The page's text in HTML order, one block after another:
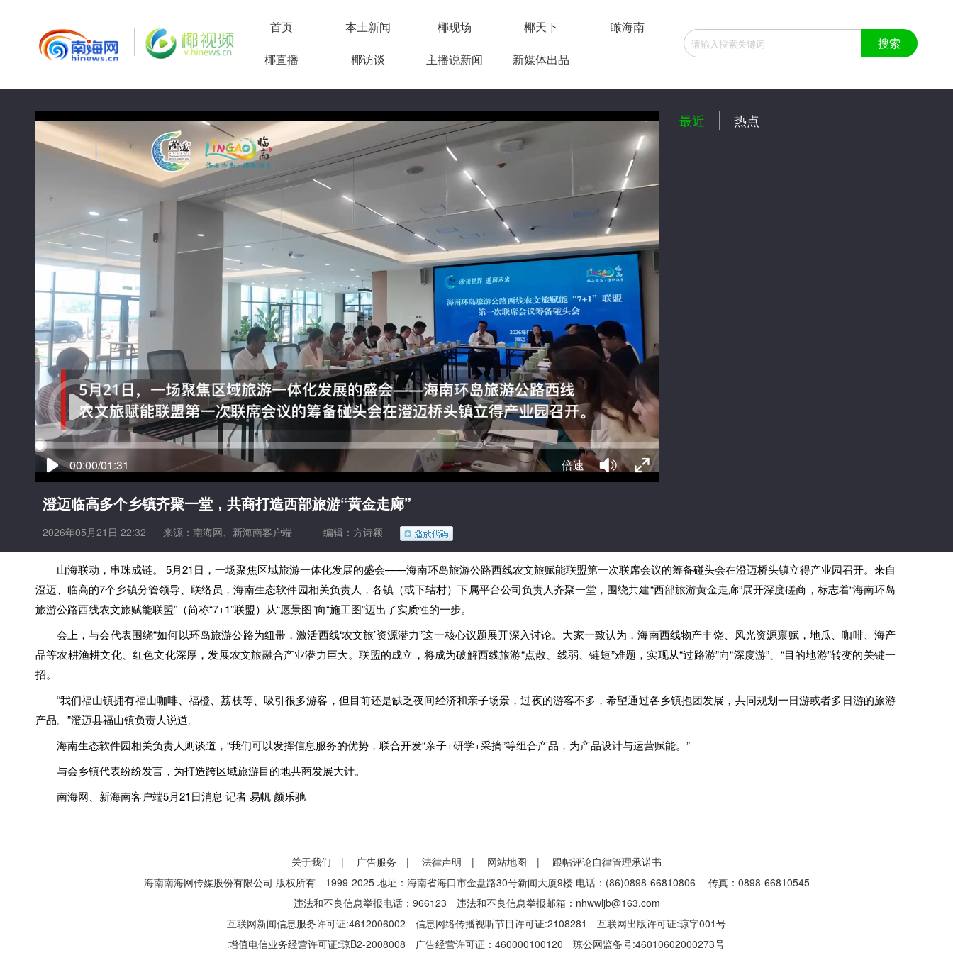
首页 本土新闻 椰现场 椰天下
瞰海南
椰直播
椰访谈 主播说新闻 新媒体出品
00:00/01:31 倍速
澄迈临高多个乡镇齐聚一堂，共商打造西部旅游“黄金走廊”
2026年05月21日 22:32 来源： 南海网、新海南客户端 编辑：方诗颖
最近 热点
山海联动，串珠成链。 5月21日，一场聚焦区域旅游一体化发展的盛会——海南环岛旅游公路西线农文旅赋能联盟第一次联席会议的筹备碰头会在澄迈桥头镇立得产业园召开。来自
澄迈、临高的7个乡镇分管领导、联络员，海南生态软件园相关负责人，各镇（或下辖村）下属平台公司负责人齐聚一堂，围绕共建“西部旅游黄金走廊”展开深度磋商，标志着“海南环岛
旅游公路西线农文旅赋能联盟”（简称“7+1”联盟）从“愿景图”向“施工图”迈出了实质性的一步。
会上，与会代表围绕“如何以环岛旅游公路为纽带，激活西线‘农文旅’资源潜力”这一核心议题展开深入讨论。大家一致认为，海南西线物产丰饶、风光资源禀赋，地瓜、咖啡、海产
品等农耕渔耕文化、红色文化深厚，发展农文旅融合产业潜力巨大。联盟的成立，将成为破解西线旅游“点散、线弱、链短”难题，实现从“过路游”向“深度游”、“目的地游”转变的关键一
招。
“我们福山镇拥有福山咖啡、福橙、荔枝等、吸引很多游客，但目前还是缺乏夜间经济和亲子场景，过夜的游客不多，希望通过各乡镇抱团发展，共同规划一日游或者多日游的旅游
产品。”澄迈县福山镇负责人说道。
海南生态软件园相关负责人则谈道，“我们可以发挥信息服务的优势，联合开发“亲子+研学+采摘”等组合产品，为产品设计与运营赋能。”
与会乡镇代表纷纷发言，为打造跨区域旅游目的地共商发展大计。
南海网、新海南客户端5月21日消息 记者 易帆 颜乐驰
关于我们 | 广告服务 | 法律声明 | 网站地图 | 跟帖评论自律管理承诺书
海南南海网传媒股份有限公司 版权所有 1999-2025 地址：海南省海口市金盘路30号新闻大厦9楼 电话：(86)0898-66810806 传真：0898-66810545
违法和不良信息举报电话：966123 违法和不良信息举报邮箱：nhwwljb@163.com
互联网新闻信息服务许可证:4612006002 信息网络传播视听节目许可证:2108281 互联网出版许可证:琼字001号
增值电信业务经营许可证:琼B2-2008008 广告经营许可证：460000100120 琼公网监备号:46010602000273号